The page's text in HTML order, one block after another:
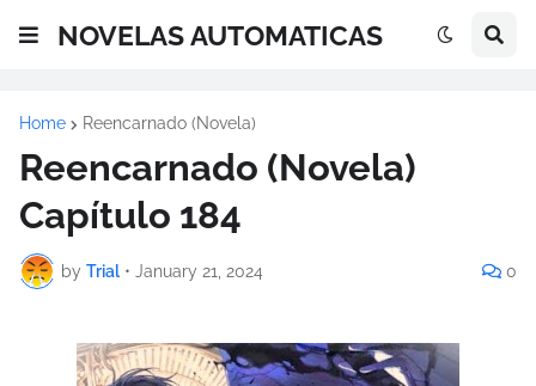
NOVELAS AUTOMATICAS
Home Reencarnado (Novela)
Reencarnado (Novela)
Capítulo 184
by Trial • January 21, 2024 0